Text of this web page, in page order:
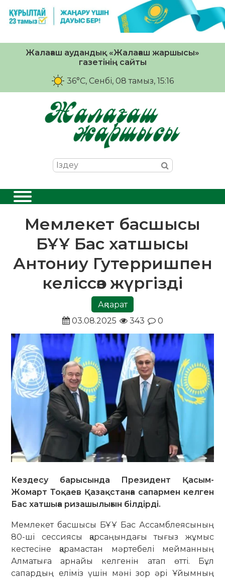
Жалағаш аудандық «Жалағаш жаршысы»
газетінің сайты
36°C, Сенбі, 08 тамыз, 15:16
Мемлекет басшысы
БҰҰ Бас хатшысы
Антониу Гутерришпен
келіссөз жүргізді
Ақпарат
03.08.2025
343 0
Кездесу барысында Президент Қасым-
Жомарт Тоқаев Қазақстанға сапармен келген
Бас хатшыға ризашылығын білдірді.
Мемлекет басшысы БҰҰ Бас Ассамблеясының
80-ші сессиясы қарсаңындағы тығыз жұмыс
кестесіне қарамастан мәртебелі мейманның
Алматыға арнайы келгенін атап өтті. Бұл
сапардың еліміз үшін мәні зор әрі Ұйымның